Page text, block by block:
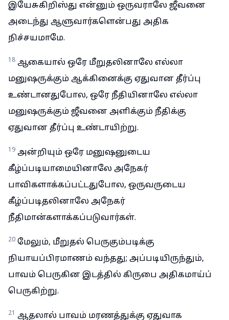
இயேசுகிறிஸ்து என்னும் ஒருவராலே ஜீவனை
அடைந்து ஆளுவார்களென்பது அதிக
நிச்சயமாமே.
18 ஆகையால் ஒரே மீறுதலினாலே எல்லா
மனுஷருக்கும் ஆக்கினைக்கு ஏதுவான தீர்ப்பு
உண்டானதுபோல, ஒரே நீதியினாலே எல்லா
மனுஷருக்கும் ஜீவனை அளிக்கும் நீதிக்கு
ஏதுவான தீர்ப்பு உண்டாயிற்று.
19 அன்றியும் ஒரே மனுஷனுடைய
கீழ்ப்படியாமையினாலே அநேகர்
பாவிகளாக்கப்பட்டதுபோல, ஒருவருடைய
கீழ்ப்படிதலினாலே அநேகர்
நீதிமான்களாக்கப்படுவார்கள்.
20 மேலும், மீறுதல் பெருகும்படிக்கு
நியாயப்பிரமாணம் வந்தது; அப்படியிருந்தும்,
பாவம் பெருகின இடத்தில் கிருபை அதிகமாய்ப்
பெருகிற்று.
21 ஆதலால் பாவம் மரணத்துக்கு ஏதுவாக